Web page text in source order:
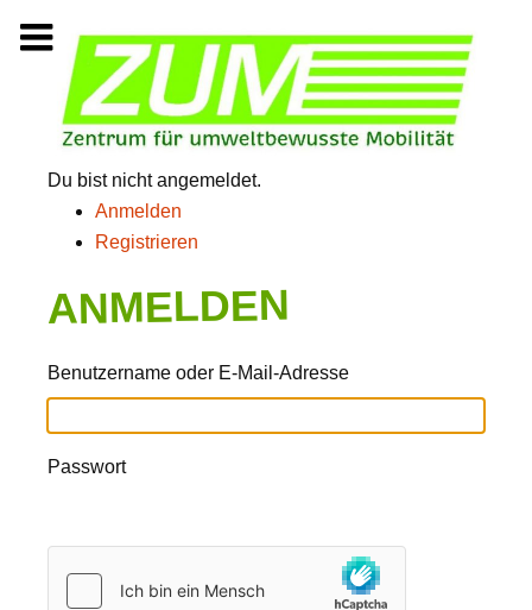
Zum
springen
Du bist nicht angemeldet.
Anmelden
Registrieren
ANMELDEN
Benutzername oder E-Mail-Adresse
Passwort